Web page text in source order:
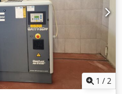
noktası: +3 °C • Ek güç
Yoğuşma tahliyesi: Elektronik,
Ortam • Ses seviyesi: 60 ila 63
sayesinde çok sessiz, direkt
• İzin verilen ortam
& Ağırlık: • Uzunluk x
1500 mm x 730 mm x 1710
kg Kontrol: • Tip: Elektronikon
yılı: 2018 Fiyat: 5.000,-
1 /2